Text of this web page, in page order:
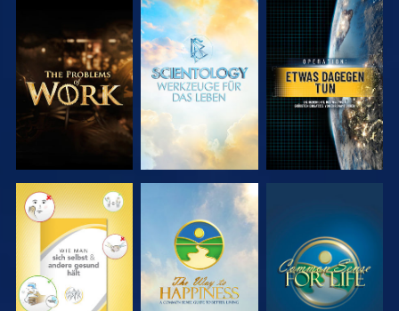
SERIE
ENTDECKEN
SERIE
ENTDECKEN
ANSEHEN
ANSEHEN ANSEHEN ANSEHEN